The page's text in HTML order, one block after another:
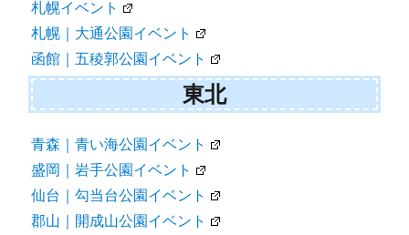
ョ
ン
札幌イベント
札幌｜大通公園イベント
函館｜五稜郭公園イベント
東北
青森｜青い海公園イベント
盛岡｜岩手公園イベント
仙台｜勾当台公園イベント
郡山｜開成山公園イベント